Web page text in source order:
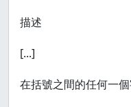
描述
[...]
在括號之間的任何一